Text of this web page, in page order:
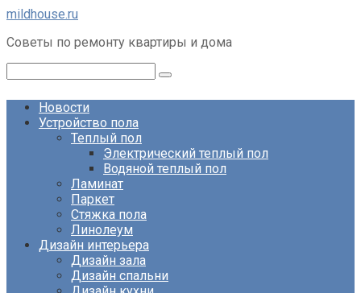
Перейти
контенту
mildhouse.ru
Советы по ремонту квартиры и дома
Новости
Устройство пола
Теплый пол
Электрический теплый пол
Водяной теплый пол
Ламинат
Паркет
Стяжка пола
Линолеум
Дизайн интерьера
Дизайн зала
Дизайн спальни